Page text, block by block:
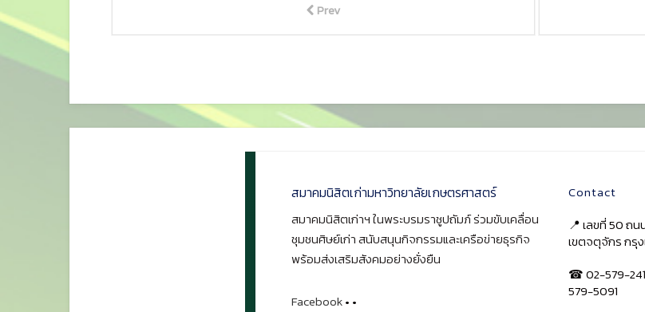
Prev
สมาคมนิสิตเก่ามหาวิทยาลัยเกษตรศาสตร์
สมาคมนิสิตเก่าฯ ในพระบรมราชูปถัมภ์ ร่วมขับเคลื่อน
ชุมชนศิษย์เก่า สนับสนุนกิจกรรมและเครือข่ายธุรกิจ
พร้อมส่งเสริมสังคมอย่างยั่งยืน
Facebook• •
Contact
📍 เลขที่ 50 ถ
เขตจตุจักร กรุ
☎ 02-579-
579-5091